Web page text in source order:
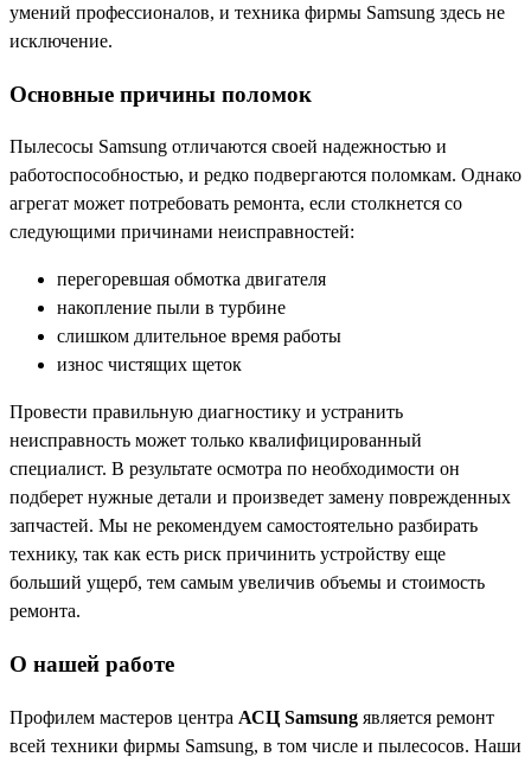
умений профессионалов, и техника фирмы Samsung здесь не
исключение.
Основные причины поломок
Пылесосы Samsung отличаются своей надежностью и
работоспособностью, и редко подвергаются поломкам. Однако
агрегат может потребовать ремонта, если столкнется со
следующими причинами неисправностей:
перегоревшая обмотка двигателя
накопление пыли в турбине
слишком длительное время работы
износ чистящих щеток
Провести правильную диагностику и устранить
неисправность может только квалифицированный
специалист. В результате осмотра по необходимости он
подберет нужные детали и произведет замену поврежденных
запчастей. Мы не рекомендуем самостоятельно разбирать
технику, так как есть риск причинить устройству еще
больший ущерб, тем самым увеличив объемы и стоимость
ремонта.
О нашей работе
Профилем мастеров центра АСЦ Samsung является ремонт
всей техники фирмы Samsung, в том числе и пылесосов. Наши